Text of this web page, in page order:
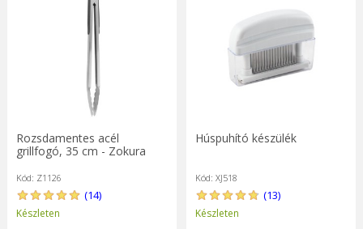
Rozsdamentes acél
grillfogó, 35 cm - Zokura
Kód: Z1126
(14)
Készleten
Húspuhító készülék
Kód: XJ518
(13)
Készleten